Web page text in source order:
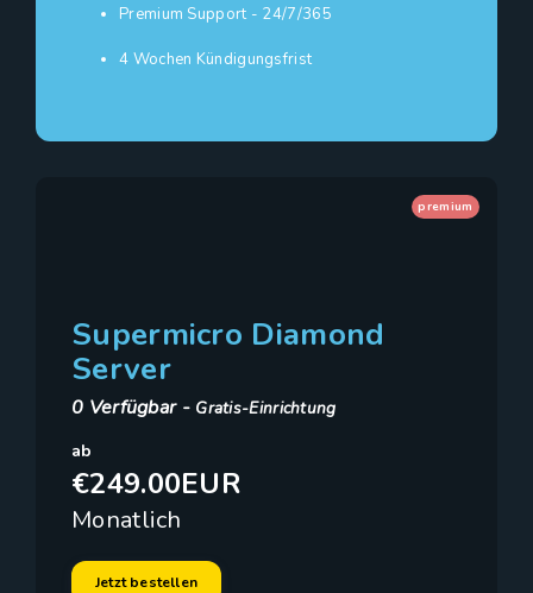
Premium Support - 24/7/365
4 Wochen Kündigungsfrist
premium
Supermicro Diamond
Server
0 Verfügbar - Gratis-Einrichtung
ab
€249.00EUR
Monatlich
Jetzt bestellen